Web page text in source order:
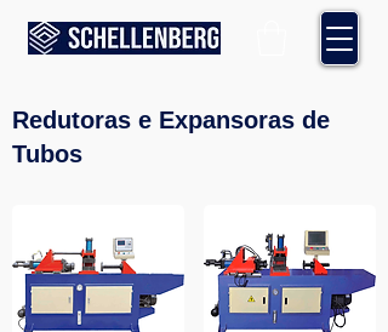
Redutoras e Expansoras de
Tubos